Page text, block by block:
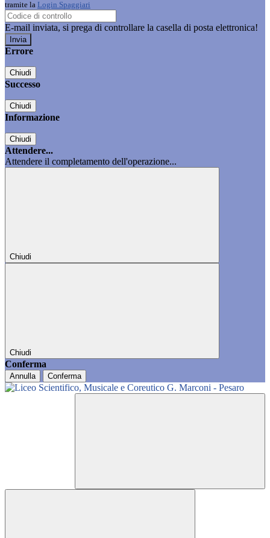
tramite la Login Spaggiari
E-mail inviata, si prega di controllare la casella di posta elettronica!
Errore
Chiudi
Successo
Chiudi
Informazione
Chiudi
Attendere...
Attendere il completamento dell'operazione...
Chiudi
Chiudi
Conferma
Annulla Conferma